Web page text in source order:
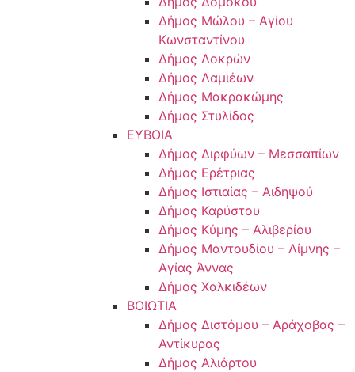
Δήμος Μώλου – Αγίου
Κωνσταντίνου
Δήμος Λοκρών
Δήμος Λαμιέων
Δήμος Μακρακώμης
Δήμος Στυλίδος
ΕΥΒΟΙΑ
Δήμος Διρφύων – Μεσσαπίων
Δήμος Ερέτριας
Δήμος Ιστιαίας – Αιδηψού
Δήμος Καρύστου
Δήμος Κύμης – Αλιβερίου
Δήμος Μαντουδίου – Λίμνης –
Αγίας Άννας
Δήμος Χαλκιδέων
ΒΟΙΩΤΙΑ
Δήμος Διστόμου – Αράχοβας –
Αντίκυρας
Δήμος Αλιάρτου